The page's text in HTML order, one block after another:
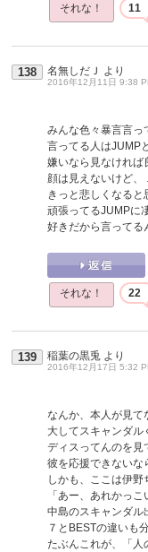
それな！ 11
138 名無しだＪ より
2016年12月11日 9:38
みんな色々暴言言っ
言ってる人はJUMP
嫌いなら見なければ
顔は見えないけど
きっと悲しくなると
頑張ってるJUMPに
好きだから言ってる
それな！ 22
139 稲葉の黒兎 より
2016年12月17日 5:32
なんか、本人が見て
大してスキャンダ
ディスってんのを見
彼を応援できないな
しかも、ここは伊野
「あー、あれかっ
中島のスキャンダル
７とBESTの違いも
たぶんこれが、「人